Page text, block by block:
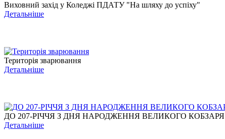
Виховний захід у Коледжі ПДАТУ "На шляху до успіху"
Детальніше
Територія зварювання
Детальніше
ДО 207-РІЧЧЯ З ДНЯ НАРОДЖЕННЯ ВЕЛИКОГО КОБЗАРЯ
Детальніше